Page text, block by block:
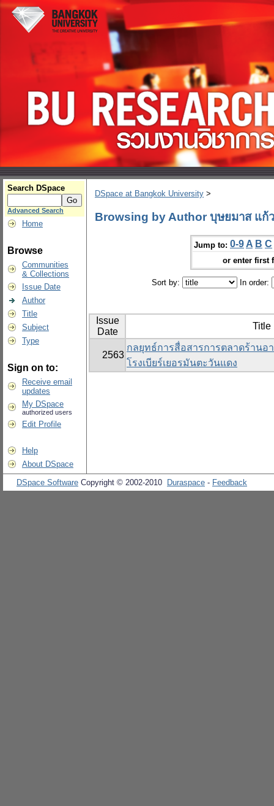
Search DSpace
Advanced Search
Home
Browse
Communities
& Collections
Issue Date
Author
Title
Subject
Type
Sign on to:
Receive email
updates
My DSpace
authorized users
Edit Profile
Help
About DSpace
DSpace at Bangkok University >
Browsing by Author บุษยมาส แก้
Jump to: 0-9 A B C
or enter first
Sort by: In order:
Issue
Date
Title
2563
กลยุทธ์การสื่อสารการตลาดร้าน
โรงเบียร์เยอรมันตะวันแดง
DSpace Software Copyright © 2002-2010 Duraspace - Feedback